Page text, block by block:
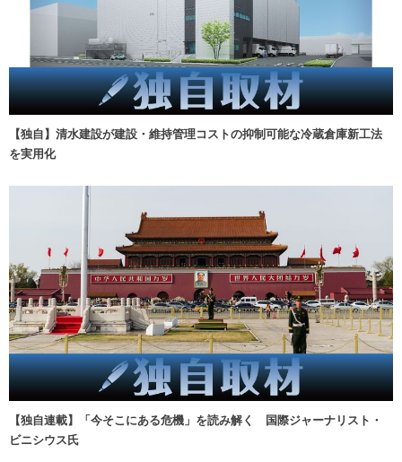
【独自】清水建設が建設・維持管理コストの抑制可能な冷蔵倉庫新工法
を実用化
【独自連載】「今そこにある危機」を読み解く 国際ジャーナリスト・
ビニシウス氏